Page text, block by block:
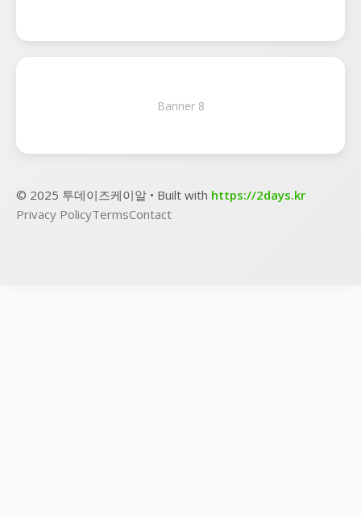
Banner 8
© 2025 투데이즈케이알 • Built with https://2days.kr
Privacy PolicyTermsContact